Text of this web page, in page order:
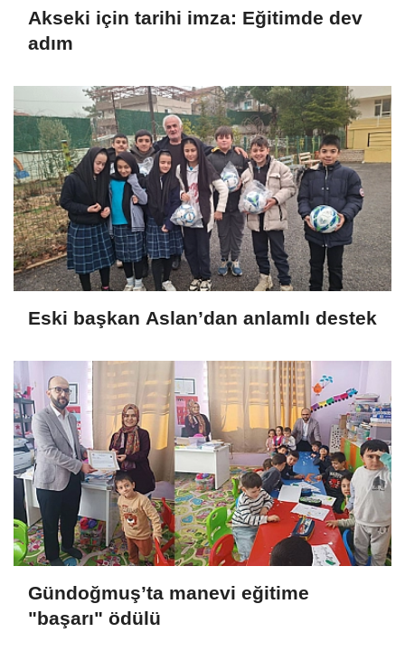
Akseki için tarihi imza: Eğitimde dev
adım
Eski başkan Aslan’dan anlamlı destek
Gündoğmuş’ta manevi eğitime
"başarı" ödülü